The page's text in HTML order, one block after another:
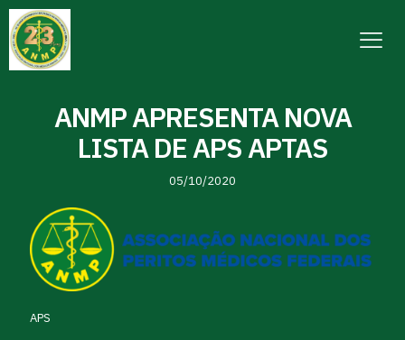
ANMP APRESENTA NOVA
LISTA DE APS APTAS
05/10/2020
APS